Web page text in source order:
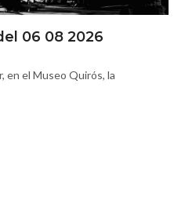
06 08 2026
en el Museo Quirós, la